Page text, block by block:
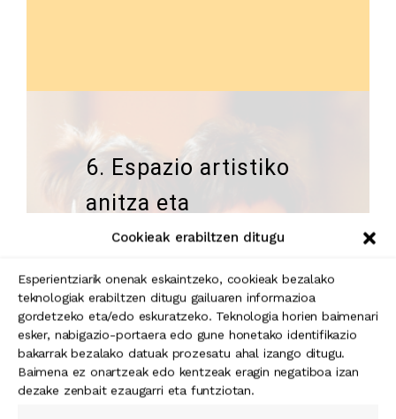
Cookieak erabiltzen ditugu
Esperientziarik onenak eskaintzeko, cookieak bezalako
teknologiak erabiltzen ditugu gailuaren informazioa
gordetzeko eta/edo eskuratzeko. Teknologia horien baimenari
esker, nabigazio-portaera edo gune honetako identifikazio
bakarrak bezalako datuak prozesatu ahal izango ditugu.
Baimena ez onartzeak edo kentzeak eragin negatiboa izan
dezake zenbait ezaugarri eta funtziotan.
6. Espazio artistiko
anitza eta
unibertsala
aldarrikatzea.